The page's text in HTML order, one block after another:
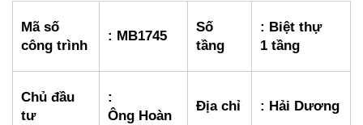
Mã số
công trình
: MB1745
Số
tầng
: Biệt thự
1 tầng
Chủ đầu
tư
:
Ông Hoàn
Địa chỉ : Hải Dương